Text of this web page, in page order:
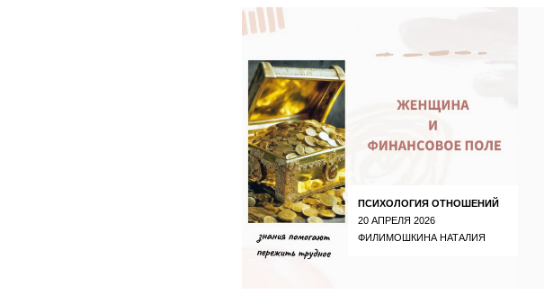
ПСИХОЛОГИЯ ОТНОШЕНИЙ
20 АПРЕЛЯ 2026
ФИЛИМОШКИНА НАТАЛИЯ